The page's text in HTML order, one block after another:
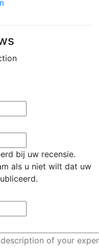
bij uw recensie.
als u niet wilt dat uw